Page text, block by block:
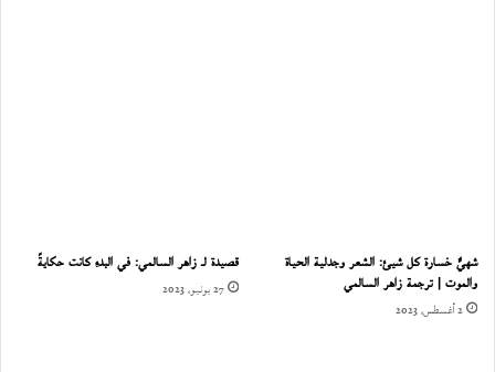
شهيٌّ خسارة كل شيئ: الشعر وجدلية الحياة
والموت | ترجمة زاهر السالمي
2 أغسطس، 2023
قصيدة لـ زاهر السالمي: في البدءِ كانت حكايةً
27 يونيو، 2023